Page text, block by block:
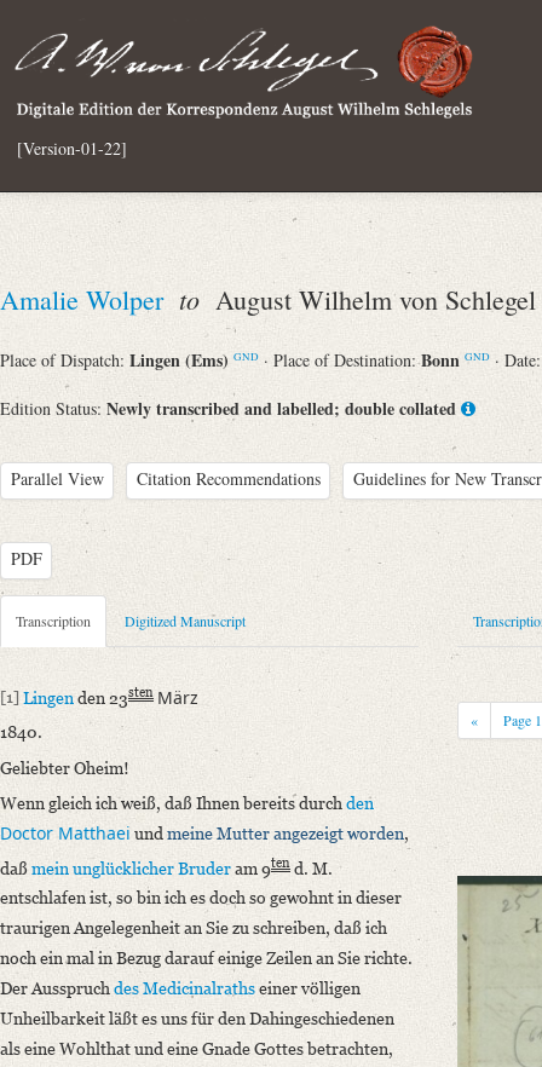
[Version-01-22]
Amalie Wolper to August Wilhelm von Schlegel
Place of Dispatch: Lingen (Ems) GND · Place of Destination:Bonn GND ·
Edition Status: Newly transcribed and labelled; double collated
Parallel View Citation Recommendations Guidelines for New
PDF
Metadata Concerning Header
Sender: Amalie Wolper
Recipient: August Wilhelm von Schlegel
Place of Dispatch: Lingen (Ems)
Place of Destination: Bonn
Date: 23.03.1840
Notations: Empfangsort erschlossen.
Manuscript
Provider: Dresden, Sächsische Landesbibliothek - Staats- und
OAI Id: DE-1a-34336
Classification Number: Mscr.Dresd.e.90,XIX,Bd.29,Nr.61
Number of Pages: 3S. auf Doppelbl., hs. m. U.
Format: 21,5 x 13,7 cm
Incipit: „[1] Lingen den 23sten März
Transcription Digitized Manuscript
[1] Lingen den 23sten März
1840.
Geliebter Oheim!
Wenn gleich ich weiß, daß Ihnen bereits durch den
Doctor Matthaei und meine Mutterangezeigt worden,
daßmein unglücklicher Bruderam 9ten d. M.
entschlafen ist, so bin ich es doch so gewohnt in dieser
traurigen Angelegenheit an Sie zu schreiben, daß ich
noch ein mal in Bezug darauf einige Zeilen an Sie richte.
Der Ausspruch des Medicinalrathseiner völligen
Unheilbarkeit läßt es uns für den Dahingeschiedenen
als eine Wohlthat und eine Gnade Gottes betrachten,
« Page 1